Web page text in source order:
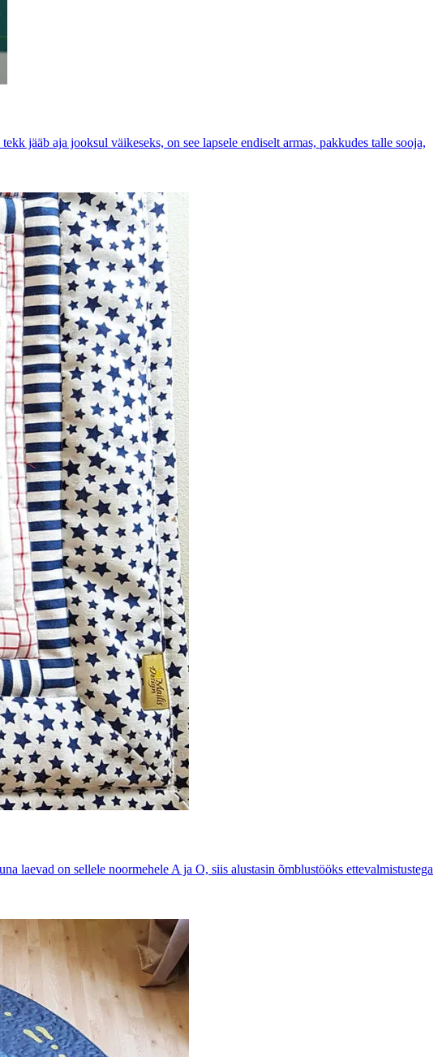
jääb aja jooksul väikeseks, on see lapsele endiselt armas, pakkudes talle sooja,
laevad on sellele noormehele A ja O, siis alustasin õmblustööks ettevalmistustega